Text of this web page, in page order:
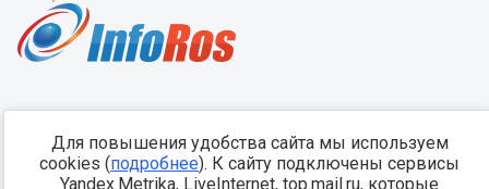
Для повышения удобства сайта мы используем
cookies (подробнее). К сайту подключены сервисы
Yandex.Metrika, LiveInternet, top.mail.ru, которые